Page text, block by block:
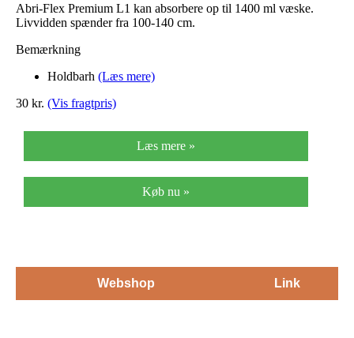
Abri-Flex Premium L1 kan absorbere op til 1400 ml væske.
Livvidden spænder fra 100-140 cm.
Bemærkning
Holdbarh (Læs mere)
30 kr. (Vis fragtpris)
Læs mere »
Køb nu »
Webshop Link